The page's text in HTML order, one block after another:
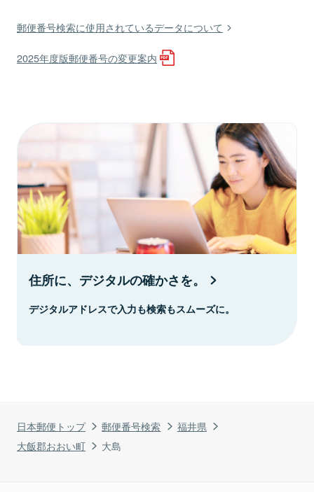
日本郵便トップ 郵便番号検索
福井県
大飯郡おおい町
大島
郵便番号検索に使用されているデータについて
2025年度版郵便番号の変更案内
住所に、デジタルの確かさを。
デジタルアドレスで入力も検索もスムーズに。